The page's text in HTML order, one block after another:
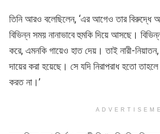
তিনি আরও বলেছিলেন, ‘এর আগেও তার বিরুদ্ধে
বিভিন্ন সময় নানাভাবে হুমকি দিয়ে আসছে।
করে, এমনকি গায়েও হাত দেয়। তাই নারী-
দায়ের করা হয়েছে। সে যদি নিরাপরাধ হতো
করত না।’